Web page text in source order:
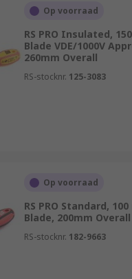
Op voorraad
RS PRO Insulated,
Blade VDE/1000V
260mm Overall
RS-stocknr. 125-3083
Op voorraad
RS PRO Standard,
Blade, 200mm Overall
RS-stocknr. 182-9663